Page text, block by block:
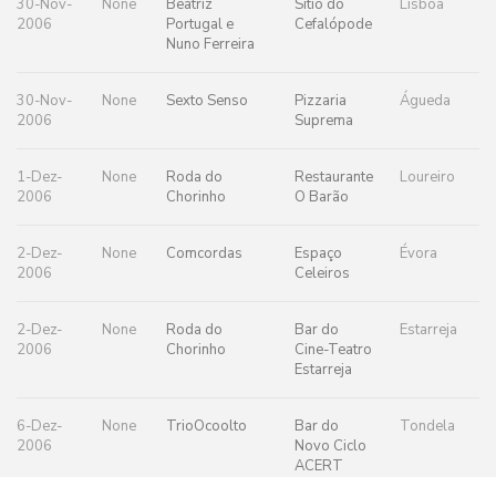
30-Nov-
2006
None
Beatriz
Portugal e
Nuno Ferreira
Sítio do
Cefalópode
Lisboa
30-Nov-
2006
None Sexto Senso
Pizzaria
Suprema
Águeda
1-Dez-
2006
None
Roda do
Chorinho
Restaurante
O Barão
Loureiro
2-Dez-
2006
None Comcordas
Espaço
Celeiros
Évora
2-Dez-
2006
None
Roda do
Chorinho
Bar do
Cine-Teatro
Estarreja
Estarreja
6-Dez-
2006
None TrioOcoolto
Bar do
Novo Ciclo
ACERT
Tondela